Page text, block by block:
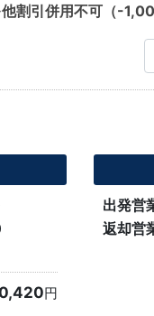
割引併用不可（-
円
出発営
返却営